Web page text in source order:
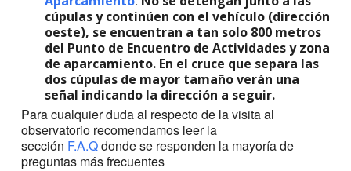
cúpulas y continúen con el vehículo (dirección
oeste), se encuentran a tan solo 800 metros
del Punto de Encuentro de Actividades y zona
de aparcamiento. En el cruce que separa las
dos cúpulas de mayor tamaño verán una
señal indicando la dirección a seguir.
Para cualquier duda al respecto de la visita al
observatorio recomendamos leer la
sección F.A.Qdonde se responden la mayoría de
preguntas más frecuentes